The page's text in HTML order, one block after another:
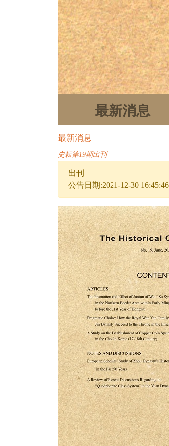
最新消息
最新消息
史耘第19期出刊
出刊
公告日期:2021-12-30 16:45:46